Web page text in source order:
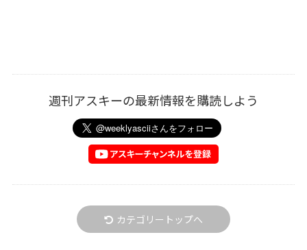
週刊アスキーの最新情報を購読しよう
カテゴリートップへ